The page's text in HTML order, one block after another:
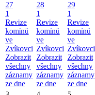
27
1
Revize
komínů
ve
Zvíkovci
Zobrazit
všechny
záznamy
ze dne
28
1
Revize
komínů
ve
Zvíkovci
Zobrazit
všechny
záznamy
ze dne
29
1
Revize
komínů
ve
Zvíkovci
Zobrazit
všechny
záznamy
ze dne